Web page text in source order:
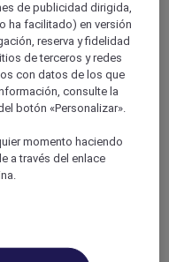
de publicidad dirigida,
ha facilitado) en versión
reserva y fidelidad
de terceros y redes
con datos de los que
consulte la
botón «Personalizar».
momento haciendo
a través del enlace